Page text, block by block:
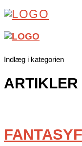
Indlæg i kategorien
ARTIKLER